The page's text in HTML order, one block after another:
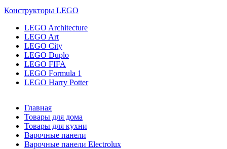
Конструкторы LEGO
LEGO Architecture
LEGO Art
LEGO City
LEGO Duplo
LEGO FIFA
LEGO Formula 1
LEGO Harry Potter
Главная
Товары для дома
Товары для кухни
Варочные панели
Варочные панели Electrolux